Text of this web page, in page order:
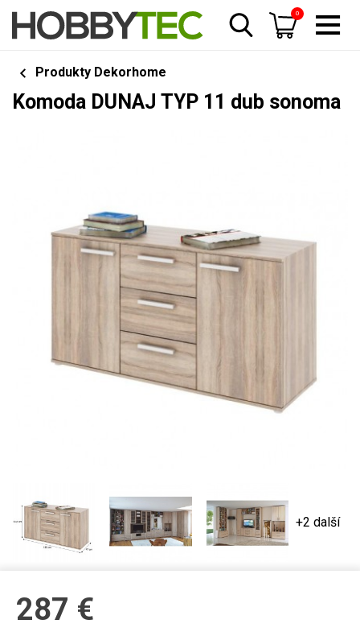
0
Produkty Dekorhome
Komoda DUNAJ TYP 11 dub sonoma
+2 další
287 €